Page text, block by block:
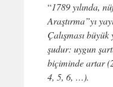
“1789 yılında,
Araştırma”yı
Çalışması
şudur: uygun
biçiminde artar
4, 5, 6, …).